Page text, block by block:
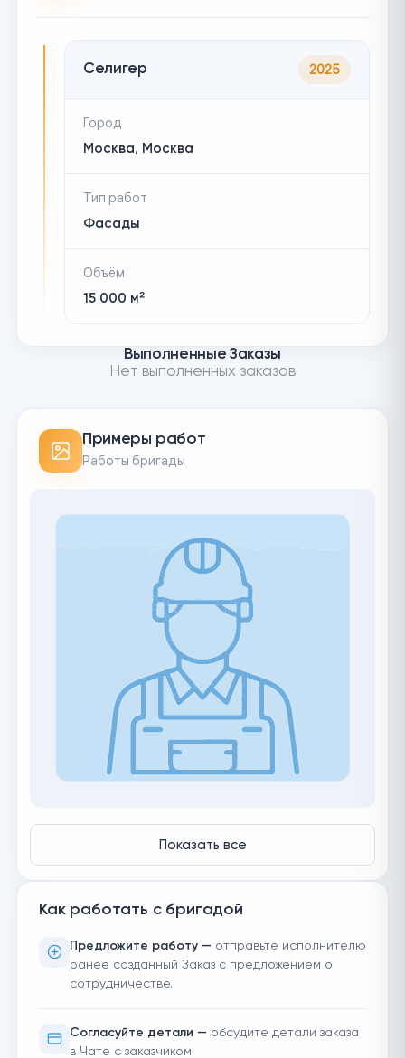
Селигер 2025
Город
Москва, Москва
Тип работ
Фасады
Объём
15 000 м²
Выполненные Заказы
Нет выполненных заказов
Примеры работ
Работы бригады
Показать все
Как работать с бригадой
Предложите работу — отправьте исполнителю
ранее созданный Заказ с предложением о
сотрудничестве.
Согласуйте детали — обсудите детали заказа
в Чате с заказчиком.